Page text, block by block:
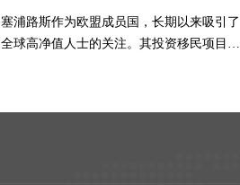
塞浦路斯作为欧盟成员国，长期以来吸引了
全球高净值人士的关注。其投资移民项目，